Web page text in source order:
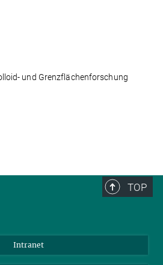
und Grenzflächenforschung
TOP
Intranet